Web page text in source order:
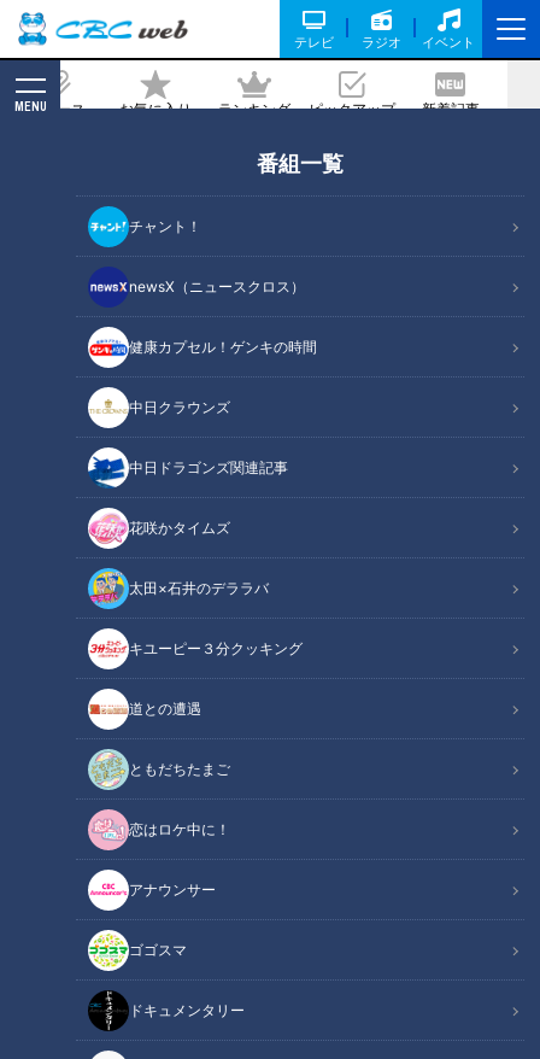
テレビ ラジオ イベント
ニュース お気に入り ランキング ピックアップ 新着記事
MENU
番組一覧
チャント！
newsX（ニュースクロス）
健康カプセル！ゲンキの時間
中日クラウンズ
中日ドラゴンズ関連記事
花咲かタイムズ
太田×石井のデララバ
キユーピー３分クッキング
道との遭遇
ともだちたまご
恋はロケ中に！
アナウンサー
ゴゴスマ
ドキュメンタリー
【デパチャン】
2022/09/30 20:00
デパチャン
「デパチャン」動画
デパチャンのもぐもぐ担当・ハナミがご紹介するのは栃木県那
須町に本店を置く、「チーズガーデン」の絶品チーズスイー
ツ。那須高原の手みやげの定番で、看板商品の「御用邸チーズ
ケーキ」をはじめ、クッキー、フィナンシェなどさまざまな洋
菓子がそろいます。
この記事を見たあなたへのおすすめ